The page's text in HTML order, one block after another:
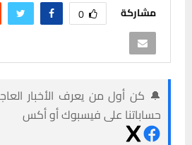
مشاركة 0
🔔 كن أول من يعرف الأخبار
حساباتنا على فيسبوك أو أكس